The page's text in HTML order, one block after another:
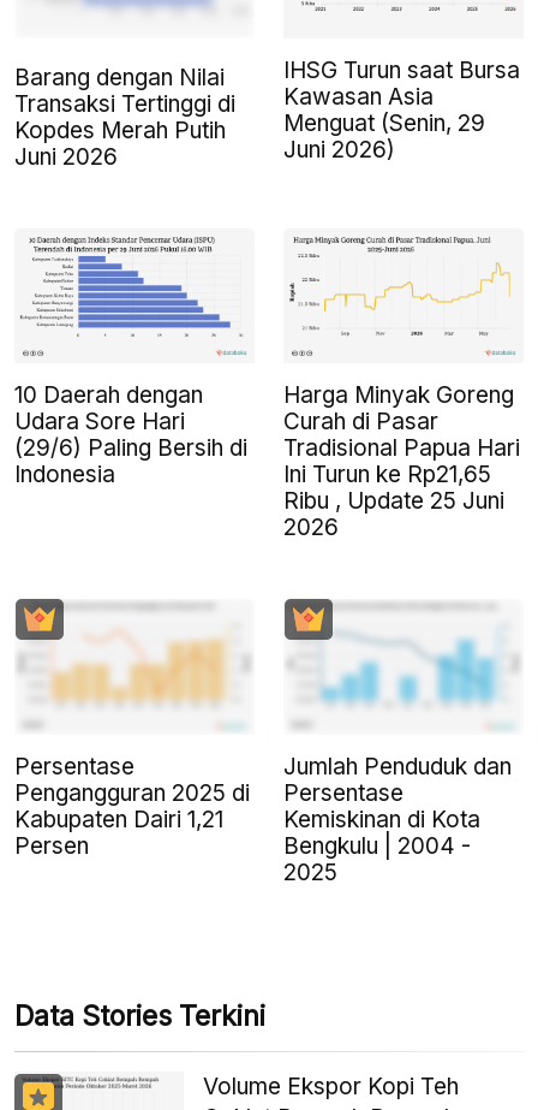
Barang dengan Nilai
Transaksi Tertinggi di
Kopdes Merah Putih
Juni 2026
IHSG Turun saat Bursa
Kawasan Asia
Menguat (Senin, 29
Juni 2026)
10 Daerah dengan
Udara Sore Hari
(29/6) Paling Bersih di
Indonesia
Harga Minyak Goreng
Curah di Pasar
Tradisional Papua Hari
Ini Turun ke Rp21,65
Ribu , Update 25 Juni
2026
Persentase
Pengangguran 2025 di
Kabupaten Dairi 1,21
Persen
Jumlah Penduduk dan
Persentase
Kemiskinan di Kota
Bengkulu | 2004 -
2025
Data Stories Terkini
Volume Ekspor Kopi Teh